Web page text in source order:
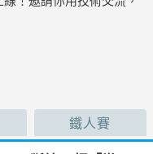
鐵人賽